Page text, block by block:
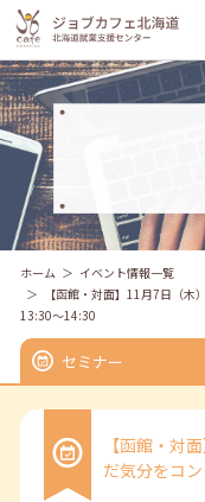
ホーム
イベント情報一覧
【函館・対面】11月7日（
13:30～14:30
セミナー
【函館・対
だ気分をコ